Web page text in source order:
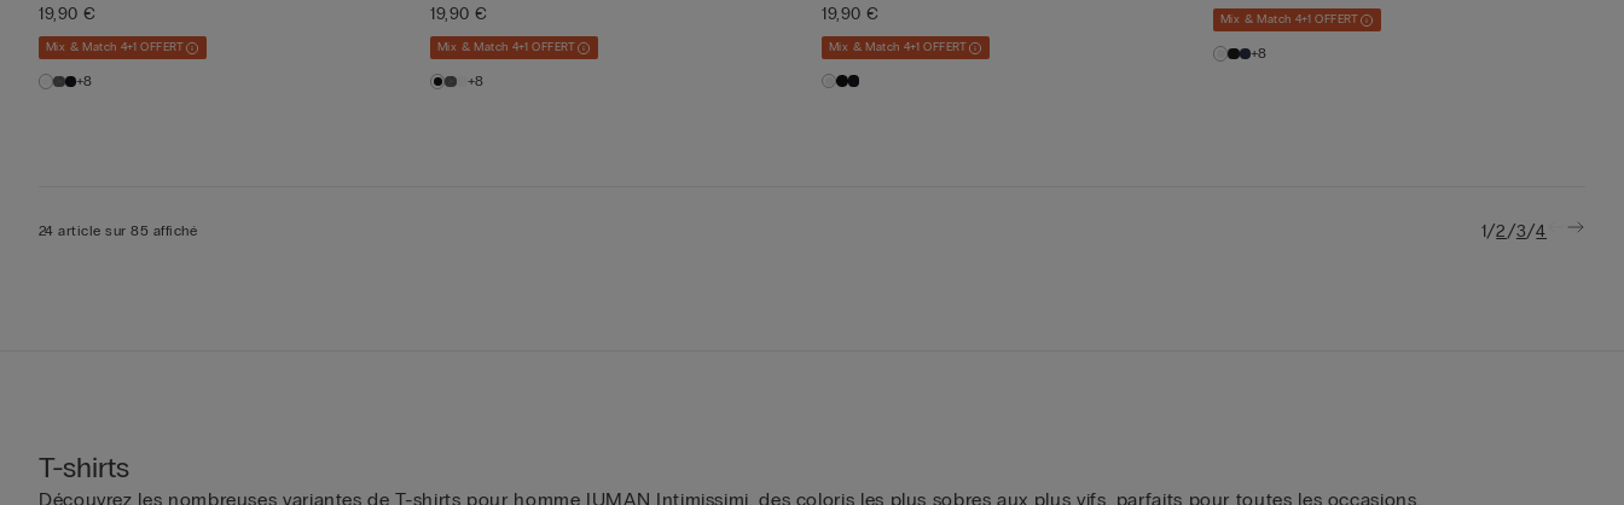
19,90 €
Mix & Match 4+1 OFFERT
+8
19,90 €
Mix & Match 4+1 OFFERT
+8
19,90 €
Mix & Match 4+1 OFFERT
Mix & Match 4+1 OFFERT
+8
24 article sur 85 affiché 1/2/3/4
T-shirts
Découvrez les nombreuses variantes de T-shirts pour homme IUMAN Intimissimi, des coloris les plus sobres aux plus vifs, parfaits pour toutes les occasions.